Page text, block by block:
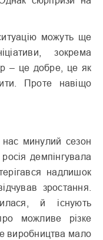
можуть ще
зокрема
– це добре, це як
Проте навіщо
минулий сезон
демпінгувала
надлишок
зростання.
й існують
можливе різке
виробництва мало